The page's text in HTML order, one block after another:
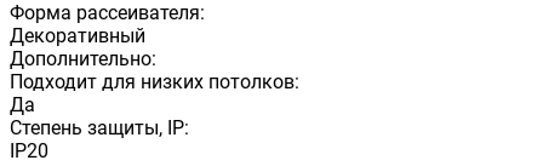
Форма рассеивателя:
Декоративный
Дополнительно:
Подходит для низких потолков:
Да
Степень защиты, IP:
IP20